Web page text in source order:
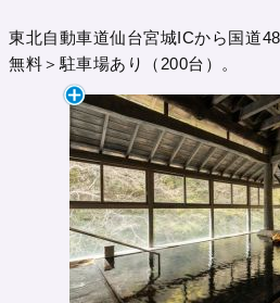
東北自動車道仙台宮城ICから国道
無料＞駐車場あり（200台）。